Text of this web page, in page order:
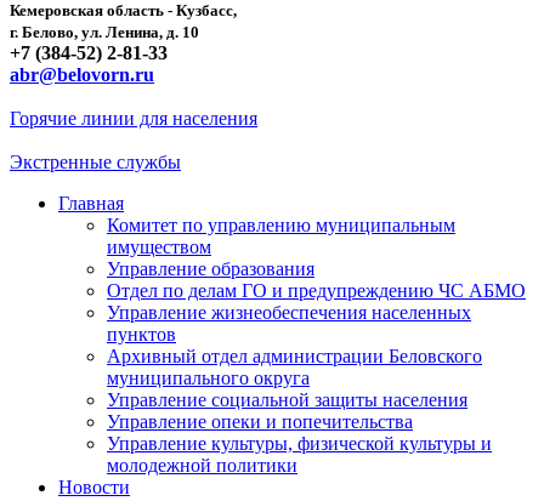
Кемеровская область - Кузбасс,
г. Белово, ул. Ленина, д. 10
+7 (384-52) 2-81-33
abr@belovorn.ru
Горячие линии для населения
Экстренные службы
Главная
Комитет по управлению муниципальным
имуществом
Управление образования
Отдел по делам ГО и предупреждению ЧС АБМО
Управление жизнеобеспечения населенных
пунктов
Архивный отдел администрации Беловского
муниципального округа
Управление социальной защиты населения
Управление опеки и попечительства
Управление культуры, физической культуры и
молодежной политики
Новости